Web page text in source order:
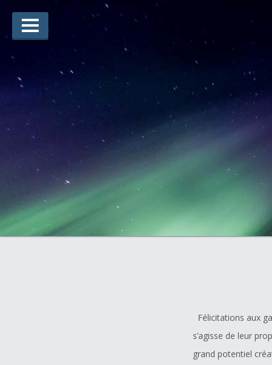
Lauréats d’arts
Lauréats de récits
Règles
Soumettez votre candidature
Jury
Félicitations aux
s’agisse de leur
grand potentiel